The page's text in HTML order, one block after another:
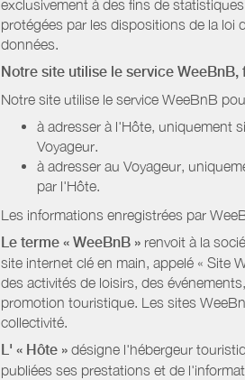
exclusivement à des fins de
protégées par les dispositions de la loi
données.
Notre site utilise le service WeeBnB,
Notre site utilise le service WeeBnB
à adresser à l'Hôte, uniquement
Voyageur.
à adresser au Voyageur,
par l'Hôte.
Les informations enregistrées par
Le terme « WeeBnB » renvoit à la
site internet clé en main, appelé « Site
des activités de loisirs, des
promotion touristique. Les sites
collectivité.
L' « Hôte » désigne l'hébergeur
publiées ses prestations et de